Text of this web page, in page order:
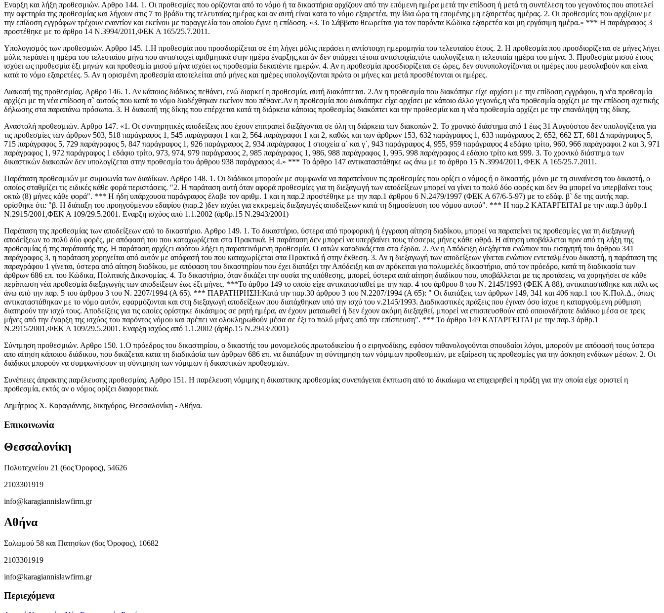
Εναρξη και λήξη προθεσμιών. Αρθρο 144. 1. Οι προθεσμίες που ορίζονται από το νόμο ή τα δικαστήρια αρχίζουν από την επόμενη ημέρα μετά την επίδοση ή μετά τη συντέλεση του γεγονότος που αποτελεί
την αφετηρία της προθεσμίας και λήγουν στις 7 το βράδυ της τελευταίας ημέρας και αν αυτή είναι κατα το νόμο εξαιρετέα, την ίδια ώρα τη επομένης μη εξαιρετέας ημέρας. 2. Οι προθεσμίες που αρχίζουν με
την επίδοση εγγράφων τρέχουν εναντίον και εκείνου με παραγγελία του οποίου έγινε η επίδοση. «3. Το Σάββατο θεωρείται για τον παρόντα Κώδικα εξαιρετέα και μη εργάσιμη ημέρα.» *** Η παράγραφος 3
προστέθηκε με το άρθρο 14 Ν.3994/2011,ΦΕΚ Α 165/25.7.2011.
Υπολογισμός των προθεσμιών. Αρθρο 145. 1.Η προθεσμία που προσδιορίζεται σε έτη λήγει μόλις περάσει η αντίστοιχη ημερομηνία του τελευταίου έτους. 2. Η προθεσμία που προσδιορίζεται σε μήνες λήγει
μόλις περάσει η ημέρα του τελευταίου μήνα που αντιστοιχεί αριθμητικά στην ημέρα έναρξης,και άν δεν υπάρχει τέτοια αντιστοιχία,τότε υπολογίζεται η τελευταία ημέρα του μήνα. 3. Προθεσμία μισού έτους
ισχύει ως προθεσμία έξι μηνών και προθεσμία μισού μήνα ισχύει ως προθεσμία δεκαπέντε ημερών. 4. Αν η προθεσμία προσδιορίζεται σε ώρες, δεν συνυπολογίζονται οι ημέρες που μεσολαβούν και είναι
κατά το νόμο εξαιρετέες. 5. Αν η ορισμένη προθεσμία αποτελείται από μήνες και ημέρες υπολογίζονται πρώτα οι μήνες και μετά προσθέτονται οι ημέρες.
Διακοπή της προθεσμίας. Αρθρο 146. 1. Αν κάποιος διάδικος πεθάνει, ενώ διαρκεί η προθεσμία, αυτή διακόπτεται. 2.Αν η προθεσμία που διακόπηκε είχε αρχίσει με την επίδοση εγγράφου, η νέα προθεσμία
αρχίζει με τη νέα επίδοση σ` αυτούς που κατά το νόμο διαδέχθηκαν εκείνον που πέθανε.Αν η προθεσμία που διακόπηκε είχε αρχίσει με κάποιο άλλο γεγονός,η νέα προθεσμία αρχίζει με την επίδοση σχετικής
δήλωσης στα παραπάνω πρόσωπα. 3. Η διακοπή της δίκης που επέρχεται κατά τη διάρκεια κάποιας προθεσμίας διακόπτει και την προθεσμία και η νέα προθεσμία αρχίζει με την επανάληψη της δίκης.
Αναστολή προθεσμιών. Αρθρο 147. «1. Οι συντηρητικές αποδείξεις που έχουν επιτραπεί διεξάγονται σε όλη τη διάρκεια των διακοπών 2. Το χρονικό διάστημα από 1 έως 31 Αυγούστου δεν υπολογίζεται για
τις προθεσμίες των άρθρων 503, 518 παράγραφος 1, 545 παράγραφοι 1 και 2, 564 παράγραφοι 1 και 2, καθώς και των άρθρων 153, 632 παράγραφος 1, 633 παράγραφος 2, 652, 662 ΣΤ, 681 Δ παράγραφος 5,
715 παράγραφος 5, 729 παράγραφος 5, 847 παράγραφος 1, 926 παράγραφος 2, 934 παράγραφος 1 στοιχεία α` και γ`, 943 παράγραφος 4, 955, 959 παράγραφος 4 εδάφιο τρίτο, 960, 966 παράγραφοι 2 και 3, 971
παράγραφος 1, 972 παράγραφος 1 εδάφιο τρίτο, 973, 974, 979 παράγραφος 2, 985 παράγραφος 1, 986, 988 παράγραφος 1, 995, 998 παράγραφος 4 εδάφιο τρίτο και 999. 3. Το χρονικό διάστημα των
δικαστικών διακοπών δεν υπολογίζεται στην προθεσμία του άρθρου 938 παράγραφος 4.» *** Το άρθρο 147 αντικαταστάθηκε ως άνω με το άρθρο 15 Ν.3994/2011, ΦΕΚ Α 165/25.7.2011.
Παράταση προθεσμιών με συμφωνία των διαδίκων. Αρθρο 148. 1. Οι διάδικοι μπορούν με συμφωνία να παρατείνουν τις προθεσμίες που ορίζει ο νόμος ή ο δικαστής, μόνο με τη συναίνεση του δικαστή, ο
οποίος σταθμίζει τις ειδικές κάθε φορά περιστάσεις. "2. Η παράταση αυτή όταν αφορά προθεσμίες για τη διεξαγωγή των αποδείξεων μπορεί να γίνει το πολύ δύο φορές και δεν θα μπορεί να υπερβαίνει τους
οκτώ (8) μήνες κάθε φορά". *** Η ήδη υπάρχουσα παράγραφος έλαβε τον αριθμ. 1 και η παρ.2 προστέθηκε με την παρ.1 άρθρου 6 Ν.2479/1997 (ΦΕΚ Α 67/6-5-97) με το εδάφ. β` δε της αυτής παρ.
ορίσθηκε ότι: "β. Η διάταξη του προηγούμενου εδαφίου (παρ.2 )δεν ισχύει για εκκρεμείς διεξαγωγές αποδείξεων κατά τη δημοσίευση του νόμου αυτού". *** Η παρ.2 ΚΑΤΑΡΓΕΙΤΑΙ με την παρ.3 άρθρ.1
Ν.2915/2001,ΦΕΚ Α 109/29.5.2001. Εναρξη ισχύος από 1.1.2002 (άρθρ.15 Ν.2943/2001)
Παράταση της προθεσμίας των αποδείξεων από το δικαστήριο. Αρθρο 149. 1. Το δικαστήριο, ύστερα από προφορική ή έγγραφη αίτηση διαδίκου, μπορεί να παρατείνει τις προθεσμίες για τη διεξαγωγή
αποδείξεων το πολύ δύο φορές, με απόφασή του που καταχωρίζεται στα Πρακτικά. Η παράταση δεν μπορεί να υπερβαίνει τους τέσσερις μήνες κάθε φθρά. Η αίτηση υποβάλλεται πριν από τη λήξη της
προθεσμίας ή της παράτασής της. Η παράταση αρχίζει αφότου λήξει η παρατεινόμενη προθεσμία. Ο αιτών καταδικάζεται στα έξοδα. 2. Αν η Απόδειξη διεξάγεται ενώπιον του εισηγητή του άρθρου 341
παράγραφος 3, η παράταση χορηγείται από αυτόν με απόφασή του που καταχωρίζεται στα Πρακτικά ή στην έκθεση. 3. Αν η διεξαγωγή των αποδείξεων γίνεται ενώπιον εντεταλμένου δικαστή, η παράταση της
παραγράφου 1 γίνεται, ύστερα από αίτηση διαδίκου, με απόφαση του δικαστηρίου που έχει διατάξει την Απόδειξη και αν πρόκειται για πολυμελές δικαστήριο, από τον πρόεδρο, κατά τη διαδικασία των
άρθρων 686 επ. του Κώδικα, Πολιτικής Δικονομίας. 4. Το δικαστήριο, όταν δικάζει την ουσία της υπόθεσης, μπορεί, ύστερα απά αίτηση διαδίκου που, υποβάλλεται με τις προτάσεις, να χορηγήσει σε κάθε
περίπτωση νέα προθεσμία διεξαγωγής των αποδείξεων έως έξι μήνες. ***Το άρθρο 149 το οποίο είχε αντικατασταθεί με την παρ. 4 του άρθρου 8 του Ν. 2145/1993 (ΦΕΚ Α 88), αντικαταστάθηκε και πάλι ως
άνω από την παρ. 5 του άρθρου 3 του Ν. 2207/1994 (Α 65). *** ΠΑΡΑΤΗΡΗΣΗ:Κατά την παρ.30 άρθρου 3 του Ν.2207/1994 (Α 65): " Οι διατάξεις των άρθρων 149, 341 και 406 παρ.1 του Κ.Πολ.Δ., όπως
αντικαταστάθηκαν με το νόμο αυτόν, εφαρμόζονται και στη διεξαγωγή αποδείξεων που διατάχθηκαν υπό την ισχύ του ν.2145/1993. Διαδικαστικές πράξεις που έγιναν όσο ίσχυε η καταργούμενη ρύθμιση
διατηρούν την ισχύ τους. Αποδείξεις για τις οποίες ορίστηκε δικάσιμος σε ρητή ημέρα, αν έχουν ματαιωθεί ή δεν έχουν ακόμη διεξαχθεί, μπορεί να επισπευσθούν από οποιονδήποτε διάδικο μέσα σε τρεις
μήνες από την έναρξη της ισχύος του παρόντος νόμου και πρέπει να ολοκληρωθούν μέσα σε έξι το πολύ μήνες από την επίσπευση". *** Το άρθρο 149 ΚΑΤΑΡΓΕΙΤΑΙ με την παρ.3 άρθρ.1
Ν.2915/2001,ΦΕΚ Α 109/29.5.2001. Εναρξη ισχύος από 1.1.2002 (άρθρ.15 Ν.2943/2001)
Σύντμηση προθεσμιών. Αρθρο 150. 1.Ο πρόεδρος του δικαστηρίου, ο δικαστής του μονομελούς πρωτοδικείου ή ο ειρηνοδίκης, εφόσον πιθανολογούνται σπουδαίοι λόγοι, μπορούν με απόφασή τους ύστερα
απο αίτηση κάποιου διάδικου, που δικάζεται κατα τη διαδικάσία των άρθρων 686 επ. να διατάξουν τη σύντημηση των νόμιμων προθεσμιών, με εξαίρεση τις προθεσμίες για την άσκηση ενδίκων μέσων. 2. Οι
διάδικοι μπορούν να συμφωνήσουν τη σύντμηση των νόμιμων ή δικαστικών προθεσμιών.
Συνέπειες άπρακτης παρέλευσης προθεσμίας. Αρθρο 151. Η παρέλευση νόμιμης η δικαστικης προθεσμίας συνεπάγεται έκπτωση από το δικαίωμα να επιχειρηθεί η πράξη για την οποία είχε οριστεί η
προθεσμία, εκτός αν ο νόμος ορίζει διαφορετικά.
Δημήτριος Χ. Καραγιάννης, δικηγόρος, Θεσσαλονίκη - Αθήνα.
Επικοινωνία
Θεσσαλονίκη
Πολυτεχνείου 21 (6ος Όροφος), 54626
2103301919
info@karagiannislawfirm.gr
Αθήνα
Σολωμού 58 και Πατησίων (6ος Όροφος), 10682
2103301919
info@karagiannislawfirm.gr
Περιεχόμενα